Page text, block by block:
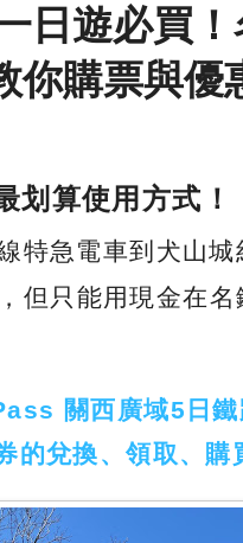
日遊必買
你購票與優
划算使用方式！
特急電車到犬山
但只能用現金在
關西廣域5日
的兌換、領取、購